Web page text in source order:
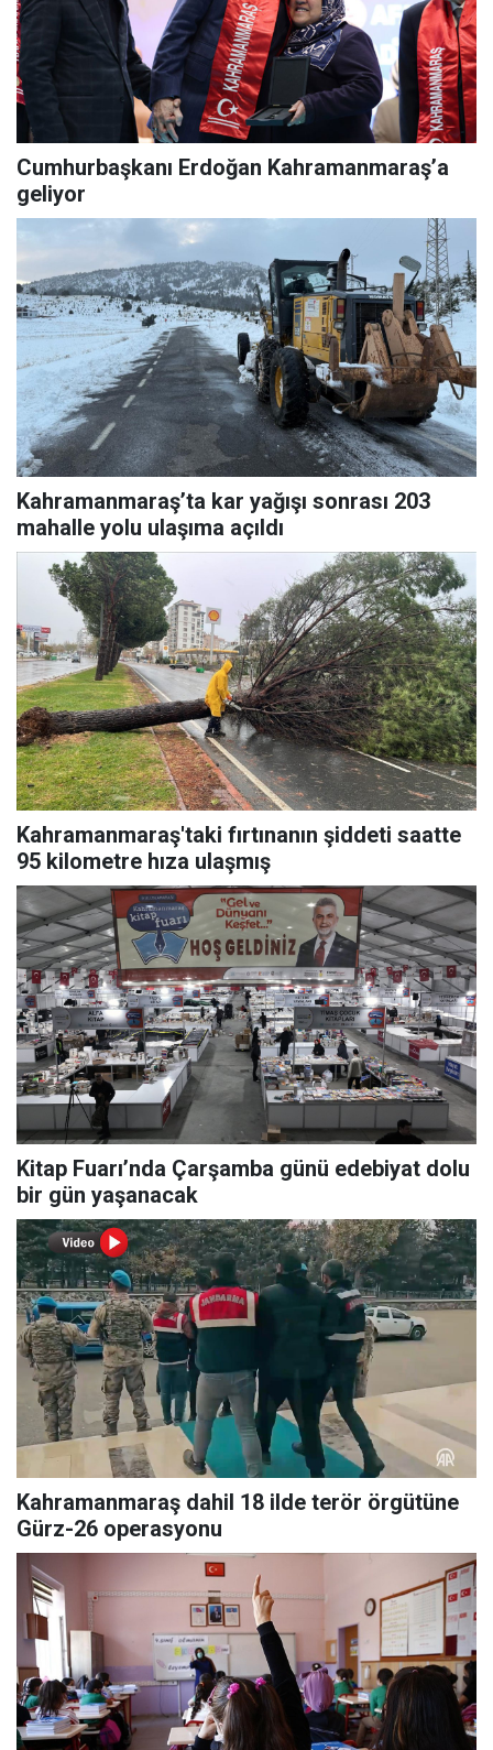
Cumhurbaşkanı Erdoğan Kahramanmaraş’a
geliyor
Kahramanmaraş’ta kar yağışı sonrası 203
mahalle yolu ulaşıma açıldı
Kahramanmaraş'taki fırtınanın şiddeti saatte
95 kilometre hıza ulaşmış
Kitap Fuarı’nda Çarşamba günü edebiyat dolu
bir gün yaşanacak
Kahramanmaraş dahil 18 ilde terör örgütüne
Gürz-26 operasyonu